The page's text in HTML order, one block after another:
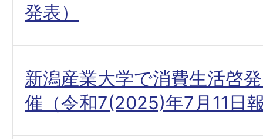
発表）
新潟産業大学で消費生活啓
催（令和7(2025)年7月11日